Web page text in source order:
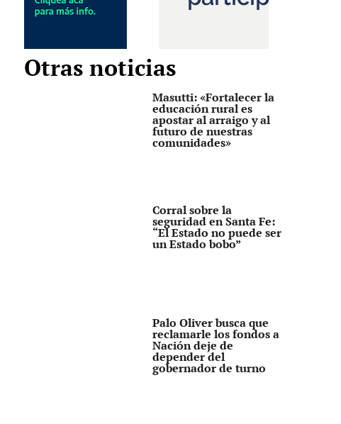
Otras noticias
Masutti: «Fortalecer la
educación rural es
apostar al arraigo y al
futuro de nuestras
comunidades»
Corral sobre la
seguridad en Santa Fe:
“El Estado no puede ser
un Estado bobo”
Palo Oliver busca que
reclamarle los fondos a
Nación deje de
depender del
gobernador de turno